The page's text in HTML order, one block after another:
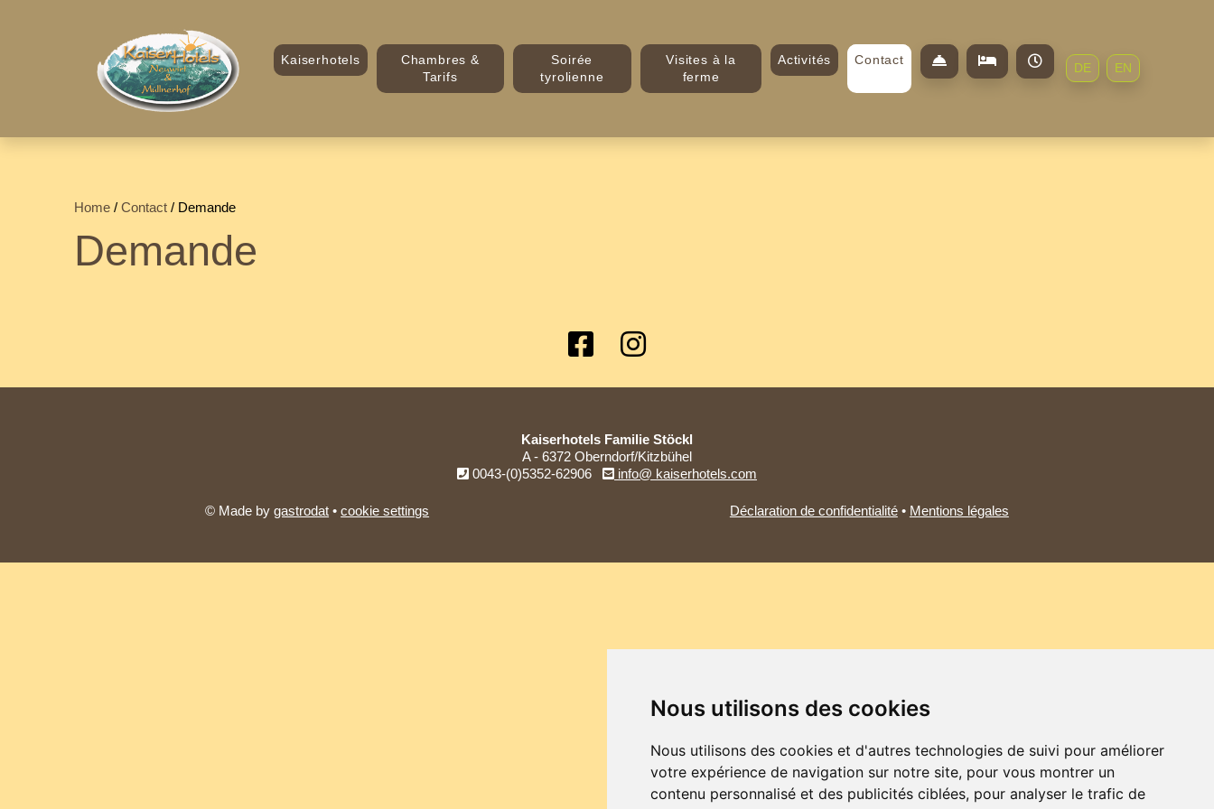
Nous utilisons des cookies
Nous utilisons des cookies et d'autres technologies de suivi pour améliorer
votre expérience de navigation sur notre site, pour vous montrer un
contenu personnalisé et des publicités ciblées, pour analyser le trafic de
Kaiserhotels
Chambres &
Tarifs
Soirée
tyrolienne
Visites à la
ferme
Activités Contact
DE EN
Home /Contact / Demande
Demande
Kaiserhotels Familie Stöckl
A - 6372 Oberndorf/Kitzbühel
0043-(0)5352-62906
info@ kaiserhotels.com
© Made bygastrodat •cookie settings Déclaration de confidentialité• Mentions légales